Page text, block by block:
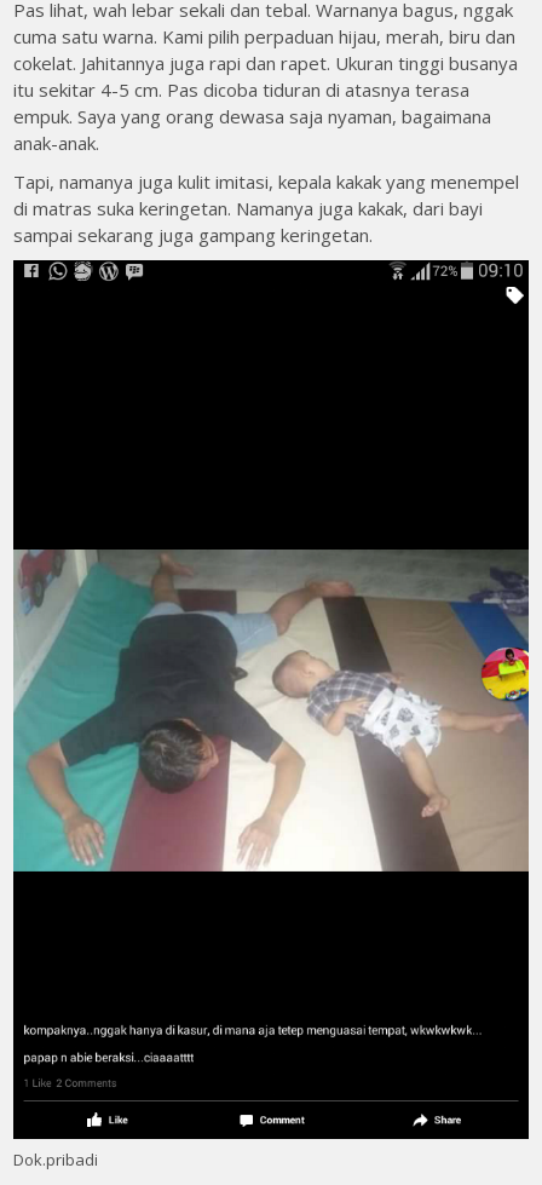
Pas lihat, wah lebar sekali dan tebal. Warnanya bagus, nggak
cuma satu warna. Kami pilih perpaduan hijau, merah, biru dan
cokelat. Jahitannya juga rapi dan rapet. Ukuran tinggi busanya
itu sekitar 4-5 cm. Pas dicoba tiduran di atasnya terasa
empuk. Saya yang orang dewasa saja nyaman, bagaimana
anak-anak.
Tapi, namanya juga kulit imitasi, kepala kakak yang menempel
di matras suka keringetan. Namanya juga kakak, dari bayi
sampai sekarang juga gampang keringetan.
Dok.pribadi